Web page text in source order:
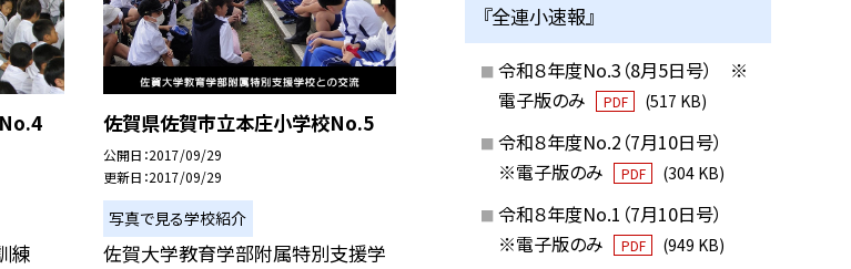
練
佐賀県佐賀市立本庄小学校No.5
公開日 2017/09/29
更新日 2017/09/29
写真で見る学校紹介
佐賀大学教育学部附属特別支援学
『全連小速報』
令和８年度No.3（8月5日号） ※
電子版のみ
PDF (517 KB)
令和８年度No.2（7月10日号）
※電子版のみ
PDF (304 KB)
令和８年度No.1（7月10日号）
※電子版のみ
PDF (949 KB)